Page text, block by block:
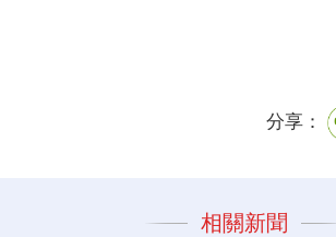
分享：
相關新聞